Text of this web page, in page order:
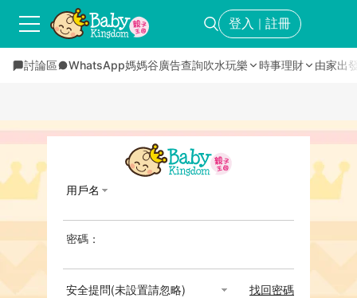
登入 ｜ 註冊
討論區 WhatsApp媽媽谷廣告查詢吹水玩樂 時事理財 由家出
用戶名
密碼：
安全提問(未設置請忽略) 找回密碼